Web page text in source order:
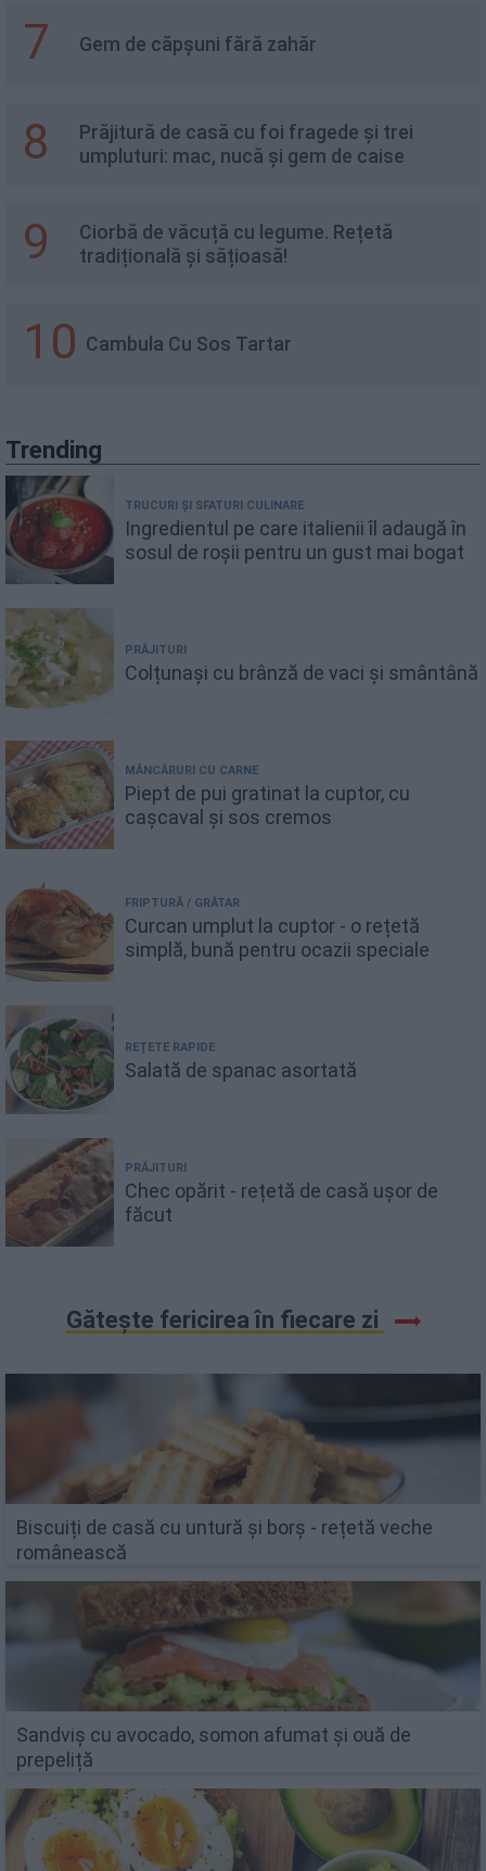
7 Gem de căpșuni fără zahăr
8
Prăjitură de casă cu foi fragede și trei
umpluturi: mac, nucă și gem de caise
9
Ciorbă de văcuță cu legume. Rețetă
tradițională și sățioasă!
10 Cambula Cu Sos Tartar
Trending
TRUCURI ȘI SFATURI CULINARE
Ingredientul pe care italienii îl adaugă în
sosul de roșii pentru un gust mai bogat
PRĂJITURI
Colțunași cu brânză de vaci și smântână
MÂNCĂRURI CU CARNE
Piept de pui gratinat la cuptor, cu
cașcaval și sos cremos
FRIPTURĂ / GRĂTAR
Curcan umplut la cuptor - o rețetă
simplă, bună pentru ocazii speciale
REȚETE RAPIDE
Salată de spanac asortată
PRĂJITURI
Chec opărit - rețetă de casă ușor de
făcut
Gătește fericirea în fiecare zi
Biscuiți de casă cu untură și borș - rețetă veche
românească
Sandviș cu avocado, somon afumat și ouă de
prepeliță